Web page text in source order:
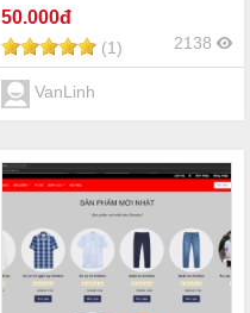
50.000đ
(1) 2138
VanLinh